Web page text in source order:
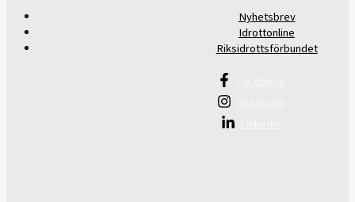
Nyhetsbrev
Idrottonline
Riksidrottsförbundet